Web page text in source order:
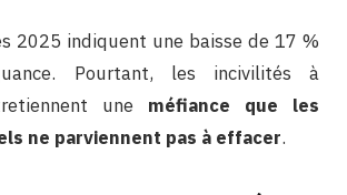
2025 indiquent une baisse de 17 %
Pourtant, les incivilités à
une méfiance que les
ne parviennent pas à effacer.